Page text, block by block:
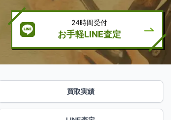
24時間受付
お手軽LINE査定
買取実績